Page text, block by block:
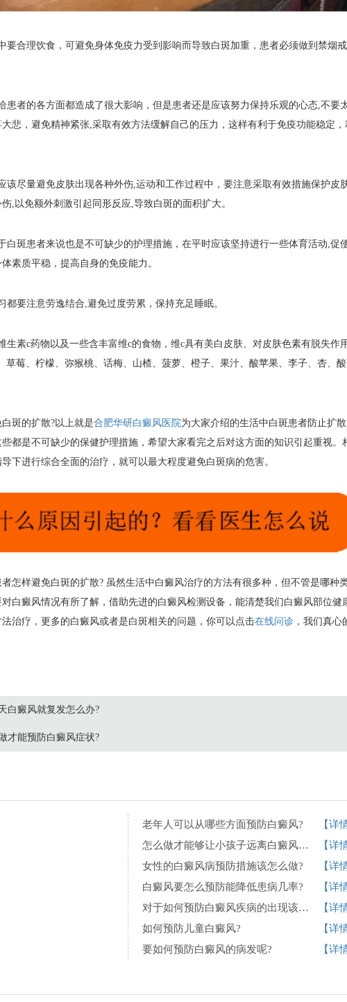
合理饮食，可避免身体免疫力受到影响而导致白斑加重，患者必须做到禁烟
者的各方面都造成了很大影响，但是患者还是应该努力保持乐观的心态,不要
悲，避免精神紧张,采取有效方法缓解自己的压力，这样有利于免疫功能稳定，
尽量避免皮肤出现各种外伤,运动和工作过程中，要注意采取有效措施保护皮
,以免额外刺激引起同形反应,导致白斑的面积扩大。
斑患者来说也是不可缺少的护理措施，在平时应该坚持进行一些体育活动,促
素质平稳，提高自身的免疫能力。
要注意劳逸结合,避免过度劳累，保持充足睡眠。
素c药物以及一些含丰富维c的食物，维c具有美白皮肤、对皮肤色素有脱失作
草莓、柠檬、弥猴桃、话梅、山楂、菠萝、橙子、果汁、酸苹果、李子、杏、
斑的扩散?以上就是合肥华研白癜风医院为大家介绍的生活中白斑患者防止扩
都是不可缺少的保健护理措施，希望大家看完之后对这方面的知识引起重视。
下进行综合全面的治疗，就可以最大程度避免白斑病的危害。
样避免白斑的扩散? 虽然生活中白癜风治疗的方法有很多种，但不管是哪种
白癜风情况有所了解，借助先进的白癜风检测设备，能清楚我们白癜风部位健
治疗，更多的白癜风或者是白斑相关的问题，你可以点击在线问诊 ，我们真心
白癜风就复发怎么办?
才能预防白癜风症状?
老年人可以从哪些方面预防白癜风?
【详
怎么做才能够让小孩子远离白癜风的发生?
【详
女性的白癜风病预防措施该怎么做?
【详
白癜风要怎么预防能降低患病几率?
【详
对于如何预防白癜风疾病的出现该怎么做?
【详
如何预防儿童白癜风?
【详
要如何预防白癜风的病发呢?
【详
孙定英 高汝辉